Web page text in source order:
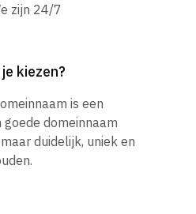
zijn 24/7
kiezen?
is een
domeinnaam
duidelijk, uniek en